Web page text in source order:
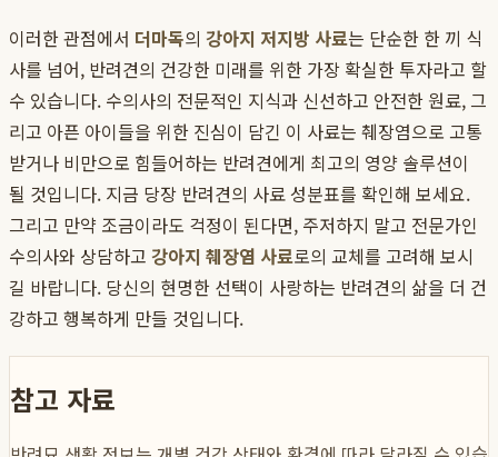
이러한 관점에서 더마독의 강아지 저지방 사료는 단순한 한 끼 식
사를 넘어, 반려견의 건강한 미래를 위한 가장 확실한 투자라고 할
수 있습니다. 수의사의 전문적인 지식과 신선하고 안전한 원료, 그
리고 아픈 아이들을 위한 진심이 담긴 이 사료는 췌장염으로 고통
받거나 비만으로 힘들어하는 반려견에게 최고의 영양 솔루션이
될 것입니다. 지금 당장 반려견의 사료 성분표를 확인해 보세요.
그리고 만약 조금이라도 걱정이 된다면, 주저하지 말고 전문가인
수의사와 상담하고 강아지 췌장염 사료로의 교체를 고려해 보시
길 바랍니다. 당신의 현명한 선택이 사랑하는 반려견의 삶을 더 건
강하고 행복하게 만들 것입니다.
참고 자료